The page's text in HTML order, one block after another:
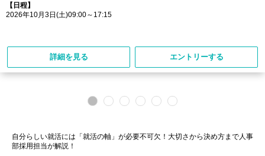
【日程】
2026年10月3日(土)09:00～17:15
詳細を見る エントリーする
自分らしい就活には「就活の軸」が必要不可欠！大切さから決め方まで人事
部採用担当が解説！